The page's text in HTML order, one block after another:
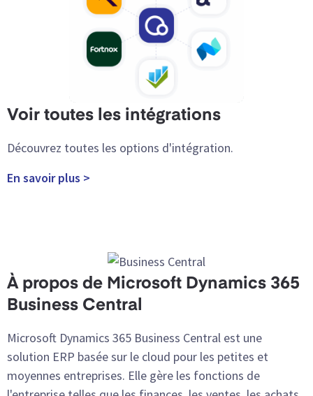
Voir toutes les intégrations
Découvrez toutes les options d'intégration.
En savoir plus >
À propos de Microsoft Dynamics 365
Business Central
Microsoft Dynamics 365 Business Central est une
solution ERP basée sur le cloud pour les petites et
moyennes entreprises. Elle gère les fonctions de